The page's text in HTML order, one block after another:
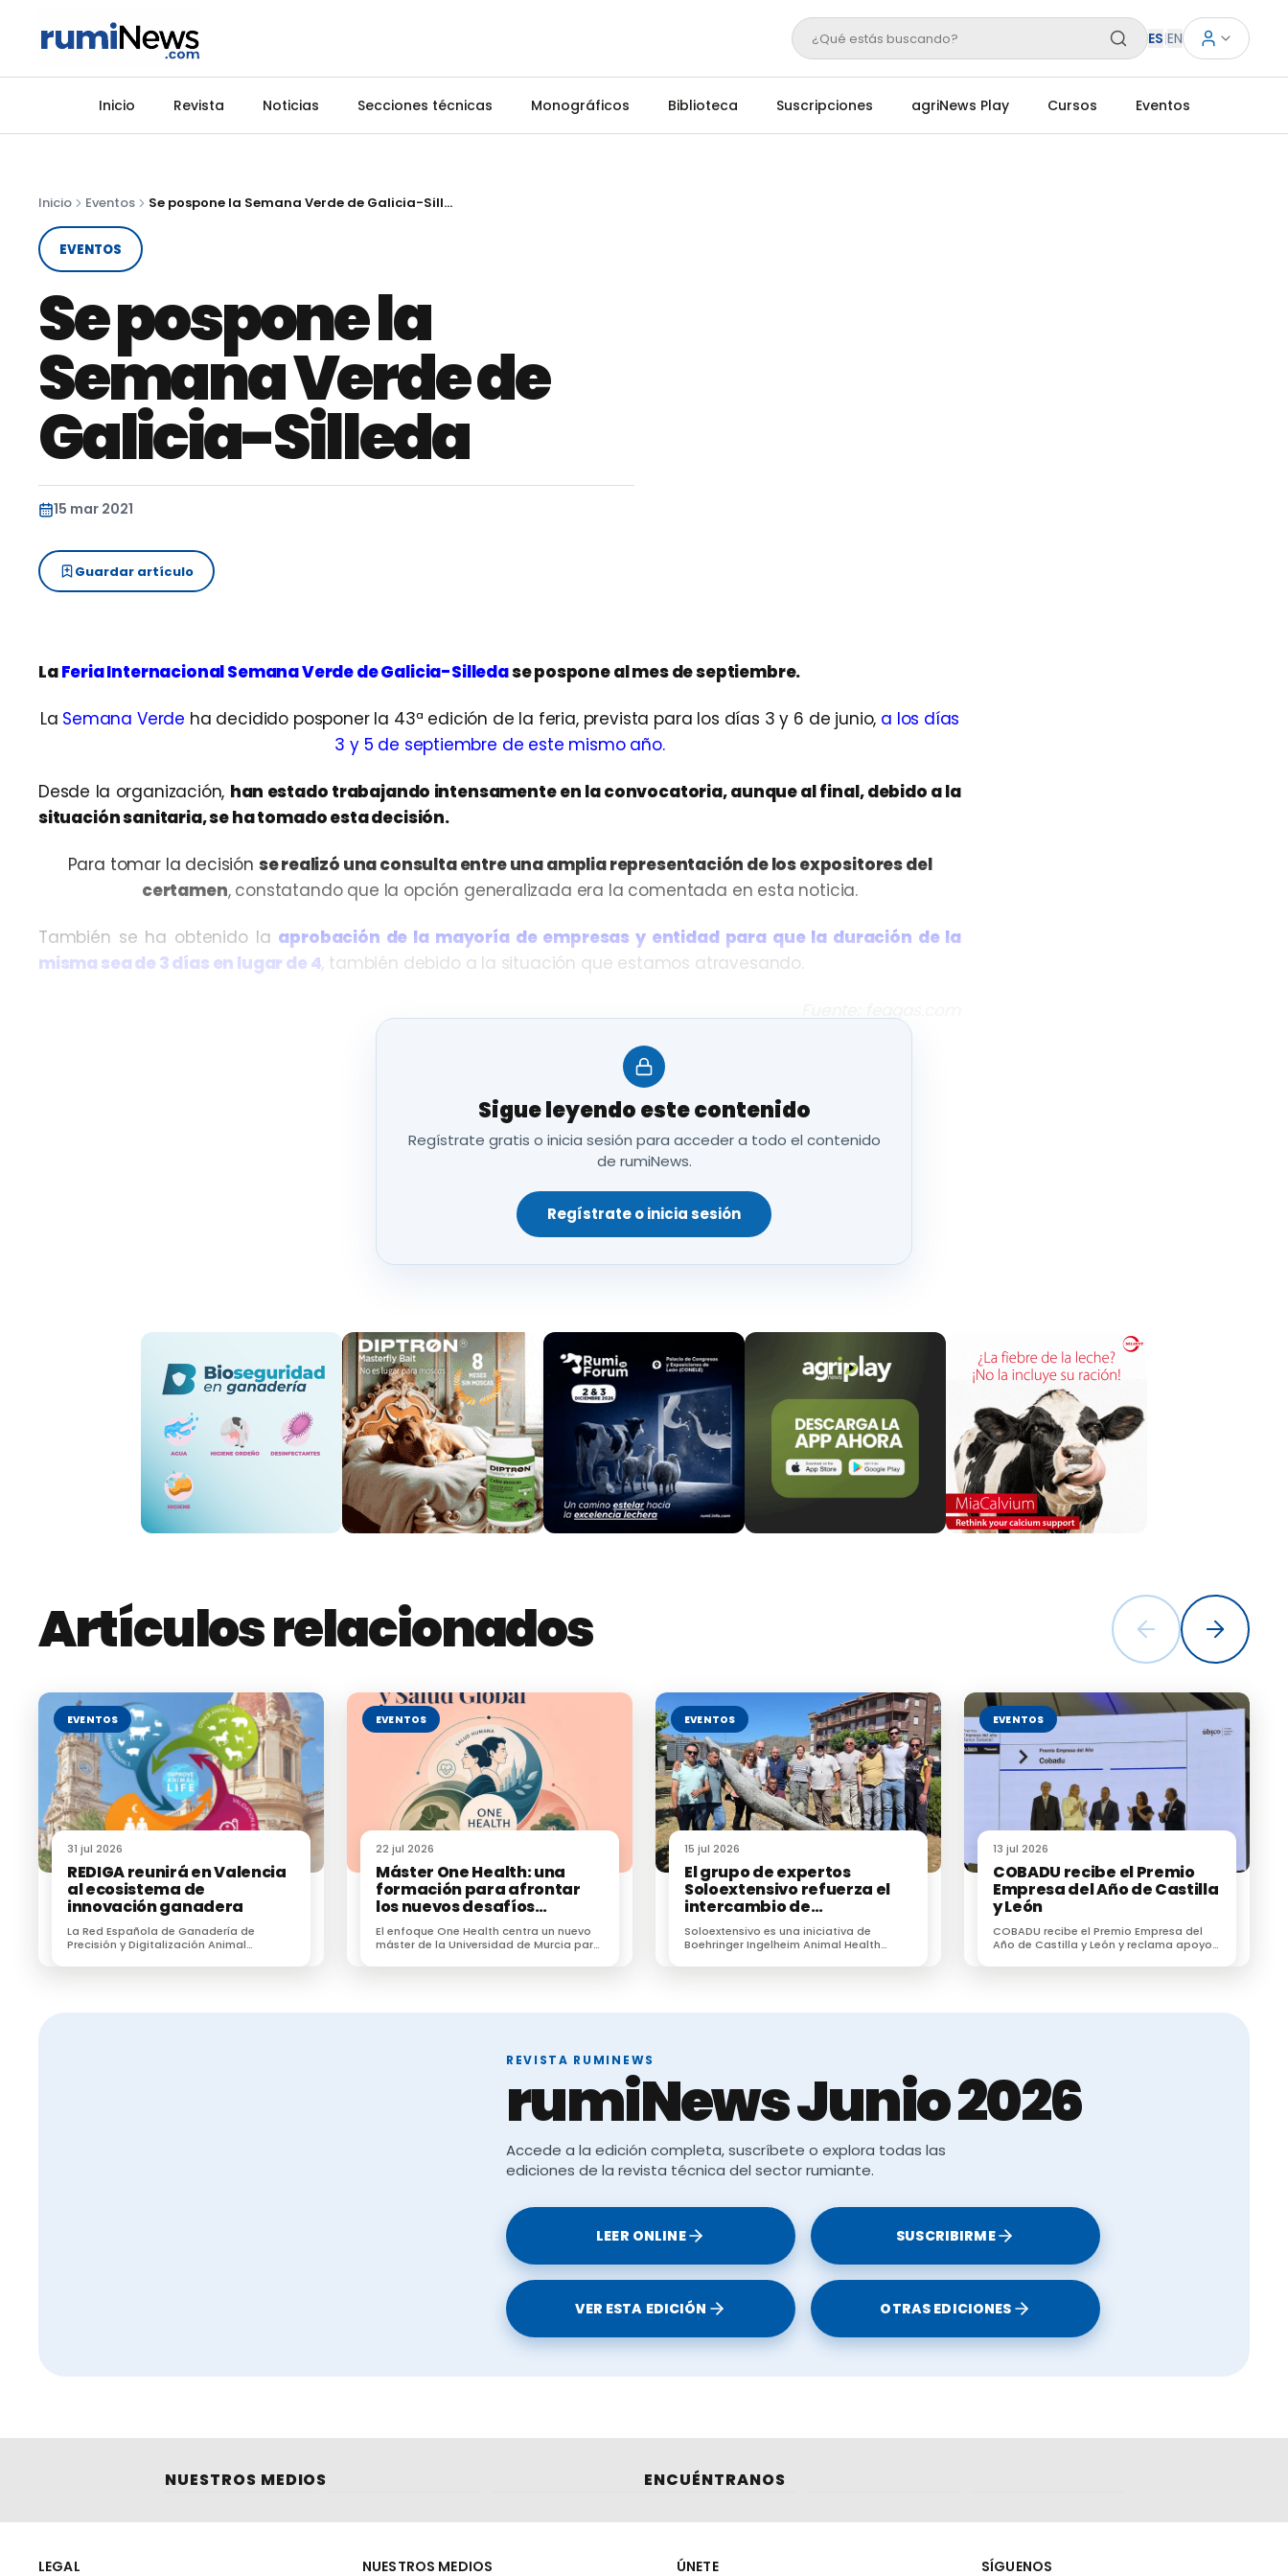
¿Qué estás buscando? ES|EN
Inicio Revista Noticias Secciones técnicas Monográficos Biblioteca Suscripciones agriNews Play Cursos Eventos
Inicio Eventos Se pospone la Semana Verde de Galicia-Silleda
EVENTOS
Se pospone la
Semana Verde de
Galicia-Silleda
15 mar 2021
Guardar artículo
LaFeria Internacional Semana Verde de Galicia-Silledase pospone al mes de septiembre.
La Semana Verde ha decidido posponer la 43ª edición de la feria, prevista para los días 3 y 6 de junio, a los días
3 y 5 de septiembre de este mismo año.
Desde la organización, han estado trabajando intensamente en la convocatoria, aunque al final, debido a la
situación sanitaria, se ha tomado esta decisión.
Para tomar la decisión se realizó una consulta entre una amplia representación de los expositores del
certamen, constatando que la opción generalizada era la comentada en esta noticia.
También se ha obtenido la aprobación de la mayoría de empresas y entidad para que la duración de la
misma sea de 3 días en lugar de 4, también debido a la situación que estamos atravesando.
Sigue leyendo este contenido
Regístrate gratis o inicia sesión para acceder a todo el contenido
de rumiNews.
Regístrate o inicia sesión
Artículos relacionados
EVENTOS
31 jul 2026
REDIGA reunirá en Valencia
al ecosistema de
innovación ganadera
La Red Española de Ganadería de
Precisión y Digitalización Animal
ecosistema de innovación ganadera
EVENTOS
22 jul 2026
Máster One Health: una
formación para afrontar
los nuevos desafíos
sanitarios en veterinaria
El enfoque One Health centra un nuevo
máster de la Universidad de Murcia para
zoonosis, resistencias e IA.
EVENTOS
15 jul 2026
El grupo de expertos
Soloextensivo refuerza el
intercambio de
conocimiento sobre el
vacuno extensivo en su
encuentro anual
Soloextensivo es una iniciativa de
Boehringer Ingelheim Animal Health
espacio de conexión entre profesionales
EVENTOS
13 jul 2026
COBADU recibe el Premio
Empresa del Año de Castilla
y León
COBADU recibe el Premio Empresa del
Año de Castilla y León y reclama apoyo
futuro del medio rural
REVISTA RUMINEWS
rumiNews Junio 2026
Accede a la edición completa, suscríbete o explora todas las
ediciones de la revista técnica del sector rumiante.
LEER ONLINE SUSCRIBIRME
VER ESTA EDICIÓN OTRAS EDICIONES
NUESTROS MEDIOS ENCUÉNTRANOS
LEGAL NUESTROS MEDIOS ÚNETE SÍGUENOS